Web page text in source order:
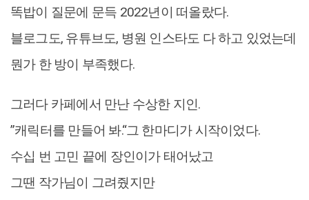
똑밥이 질문에 문득 2022년이 떠올랐다.
블로그도, 유튜브도, 병원 인스타도 다 하고 있었는데
뭔가 한 방이 부족했다.
그러다 카페에서 만난 수상한 지인.
”캐릭터를 만들어 봐.“그 한마디가 시작이었다.
수십 번 고민 끝에 장인이가 태어났고
그땐 작가님이 그려줬지만